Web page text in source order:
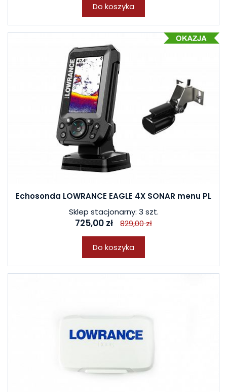
Do koszyka
Echosonda LOWRANCE EAGLE 4X SONAR menu PL
Sklep stacjonarny: 3 szt.
725,00 zł 829,00 zł
Do koszyka